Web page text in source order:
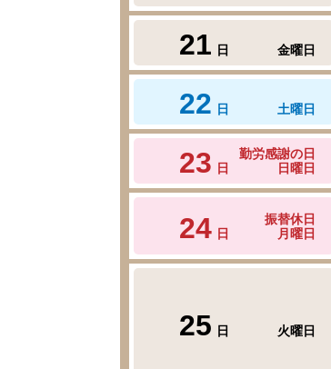
21 日 金曜日
22 日 土曜日
23 日
勤労感謝の日
日曜日
24 日
振替休日
月曜日
25 日 火曜日